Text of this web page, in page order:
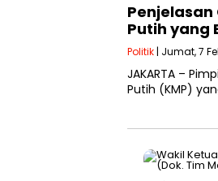
Penjelasan
Putih yang
Politik | Jumat, 7
JAKARTA –
Putih (KMP)